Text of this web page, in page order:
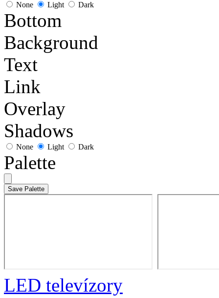
None Light Dark
Bottom
Background
Text
Link
Overlay
Shadows
None Light Dark
Palette
Save Palette
LED televízory